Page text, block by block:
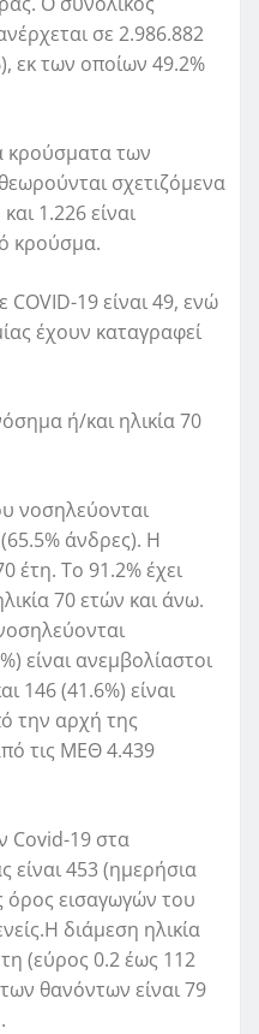
σε 2.986.882
εκ των οποίων 49.2%
κρούσματα των
σχετιζόμενα
1.226 είναι
κρούσμα.
19 είναι 49, ενώ
έχουν καταγραφεί
ή/και ηλικία 70
νοσηλεύονται
άνδρες). Η
έτη. To 91.2% έχει
70 ετών και άνω.
είναι ανεμβολίαστοι
146 (41.6%) είναι
την αρχή της
τις ΜΕΘ 4.439
Covid-19 στα
είναι 453 (ημερήσια
όρος εισαγωγών του
διάμεση ηλικία
(εύρος 0.2 έως 112
θανόντων είναι 79